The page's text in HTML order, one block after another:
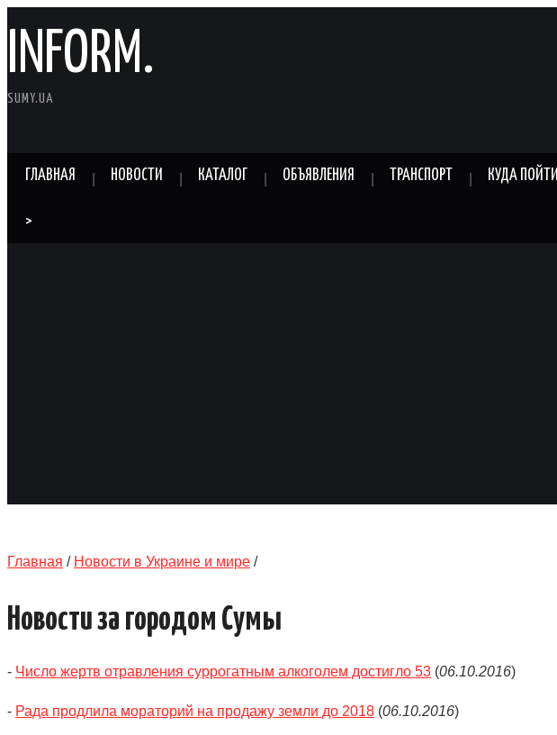
INFORM.
SUMY.UA
ГЛАВНАЯ НОВОСТИ КАТАЛОГ ОБЪЯВЛЕНИЯ ТРАНСПОРТ КУДА ПОЙТИ
>
Главная / Новости в Украине и мире /
Новости за городом Сумы
- Число жертв отравления суррогатным алкоголем достигло 53 (06.10.2016)
- Рада продлила мораторий на продажу земли до 2018 (06.10.2016)